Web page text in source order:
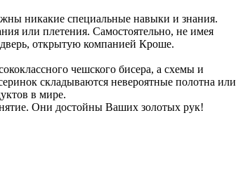
никакие специальные навыки и знания.
или плетения. Самостоятельно, не имея
открытую компанией Кроше.
чешского бисера, а схемы и
складываются невероятные полотна или
в мире.
Они достойны Ваших золотых рук!